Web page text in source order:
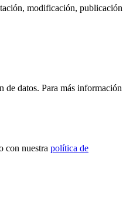
modificación, publicación
de datos. Para más información
con nuestra política de